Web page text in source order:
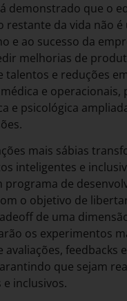
demonstrado que o
restante da vida não é
e ao sucesso da
melhorias de
talentos e reduções
e operacionais,
e psicológica
mais sábias
inteligentes e
programa de
o objetivo de
de uma
os experimentos
avaliações, feedbacks
que sejam
inclusivos.